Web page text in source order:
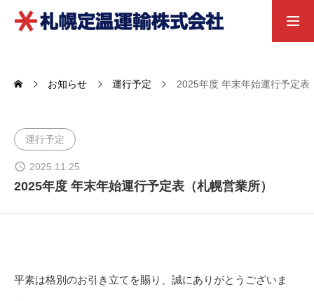
営業案内
採用情報
お知らせ 運行予定 2025年度 年末年始運行予定表
運行予定
2025.11.25
2025年度 年末年始運行予定表（札幌営業所）
平素は格別のお引き立てを賜り、誠にありがとうございま